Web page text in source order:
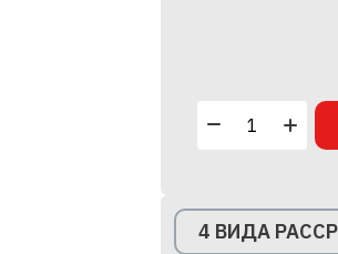
4 ВИДА